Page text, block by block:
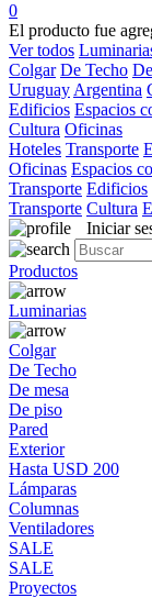
0
El producto fue
Ver todos
Colgar De Techo
Uruguay Argentina
Edificios Espacios
Cultura Oficinas
Hoteles Transporte
Oficinas Espacios
Transporte Edificios
Transporte Cultura
Iniciar
Productos
Luminarias
Colgar
De Techo
De mesa
De piso
Pared
Exterior
Hasta USD 200
Lámparas
Columnas
Ventiladores
SALE
SALE
Proyectos